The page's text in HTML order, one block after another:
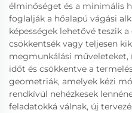
élminőséget és a minimális
foglalják a hőalapú vágási
képességek lehetővé teszik
csökkentsék vagy teljesen
megmunkálási
időt és csökkentve a
geometriák, amelyek kézi
rendkívül nehézkesek
feladatokká válnak, új